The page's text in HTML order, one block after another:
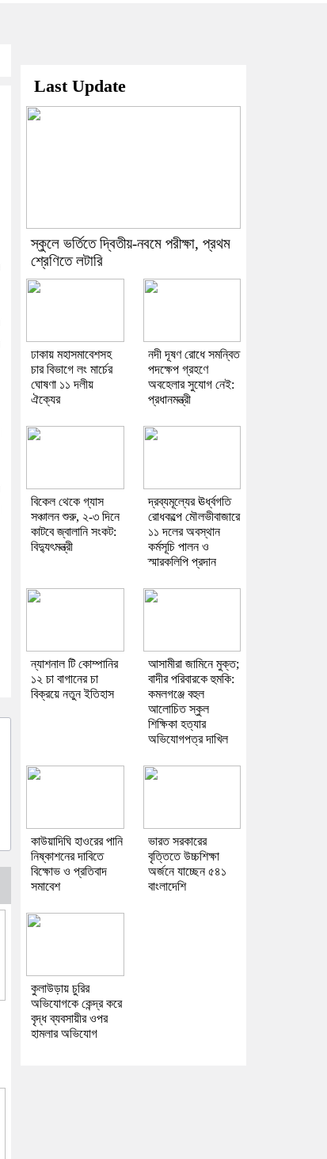
Last Update
স্কুলে ভর্তিতে দ্বিতীয়-নবমে পরীক্ষা, প্রথম
শ্রেণিতে লটারি
ঢাকায় মহাসমাবেশসহ
চার বিভাগে লং মার্চের
ঘোষণা ১১ দলীয়
ঐক্যের
নদী দূষণ রোধে সমন্বিত
পদক্ষেপ গ্রহণে
অবহেলার সুযোগ নেই:
প্রধানমন্ত্রী
বিকেল থেকে গ্যাস
সঞ্চালন শুরু, ২-৩ দিনে
কাটবে জ্বালানি সংকট:
বিদ্যুৎমন্ত্রী
দ্রব্যমূল্যের ঊর্ধ্বগতি
রোধকল্পে মৌলভীবাজারে
১১ দলের অবস্থান
কর্মসূচি পালন ও
স্মারকলিপি প্রদান
ন্যাশনাল টি কোম্পানির
১২ চা বাগানের চা
বিক্রয়ে নতুন ইতিহাস
আসামীরা জামিনে মুক্ত;
বাদীর পরিবারকে হুমকি:
কমলগঞ্জে বহুল
আলোচিত স্কুল
শিক্ষিকা হত্যার
অভিযোগপত্র দাখিল
কাউয়াদিঘি হাওরের পানি
নিষ্কাশনের দাবিতে
বিক্ষোভ ও প্রতিবাদ
সমাবেশ
ভারত সরকারের
বৃত্তিতে উচ্চশিক্ষা
অর্জনে যাচ্ছেন ৫৪১
বাংলাদেশি
কুলাউড়ায় চুরির
অভিযোগকে কেন্দ্র করে
বৃদ্ধ ব্যবসায়ীর ওপর
হামলার অভিযোগ